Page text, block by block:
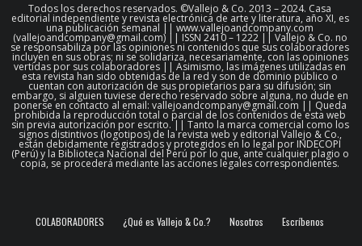
Todos los derechos reservados. ©Vallejo & Co. 2013 – 2024. Casa
editorial independiente y revista electrónica de arte y literatura, año XI, es
una publicación semanal || www.vallejoandcompany.com
(vallejoandcompany@gmail.com) || ISSN 2410 – 1222 || Vallejo & Co. no
se responsabiliza por las opiniones ni contenidos que sus colaboradores
incluyen en sus obras; ni se solidariza, necesariamente, con las opiniones
vertidas por sus colaboradores || Asimismo, las imágenes utilizadas en
esta revista han sido obtenidas de la red y son de dominio público o
cuentan con autorización de sus propietarios para su difusión; sin
embargo, si alguien tuviese derecho reservado sobre alguna, no dude en
ponerse en contacto al email: vallejoandcompany@gmail.com || Queda
prohibida la reproducción total o parcial de los contenidos de esta web
sin previa autorización por escrito. || Tanto la marca comercial como los
signos distintivos (logotipos) de la revista web y editorial Vallejo & Co.,
están debidamente registrados y protegidos en lo legal por INDECOPI
(Perú) y la Biblioteca Nacional del Perú por lo que, ante cualquier plagio o
copia, se procederá mediante las acciones legales correspondientes.
COLABORADORES ¿Qué es Vallejo & Co.? Nosotros Escríbenos